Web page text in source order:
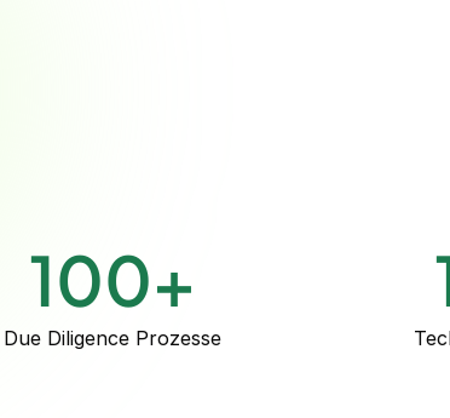
100+
Due Diligence Prozesse